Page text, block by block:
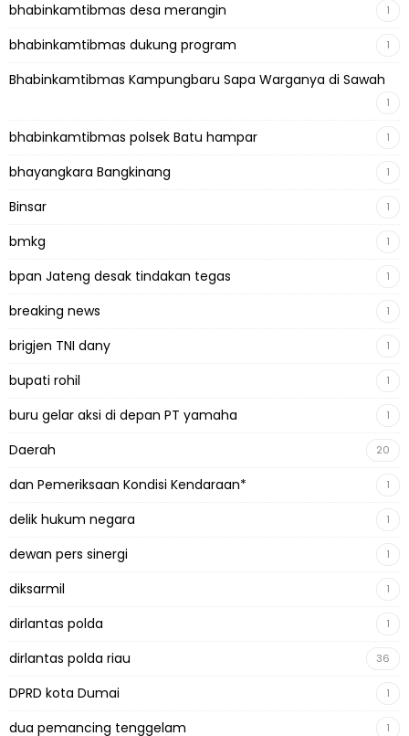
bhabinkamtibmas desa merangin 1
bhabinkamtibmas dukung program 1
Bhabinkamtibmas Kampungbaru Sapa Warganya di Sawah
1
bhabinkamtibmas polsek Batu hampar 1
bhayangkara Bangkinang 1
Binsar 1
bmkg 1
bpan Jateng desak tindakan tegas 1
breaking news 1
brigjen TNI dany 1
bupati rohil 1
buru gelar aksi di depan PT yamaha 1
Daerah 20
dan Pemeriksaan Kondisi Kendaraan* 1
delik hukum negara 1
dewan pers sinergi 1
diksarmil 1
dirlantas polda 1
dirlantas polda riau 36
DPRD kota Dumai 1
dua pemancing tenggelam 1